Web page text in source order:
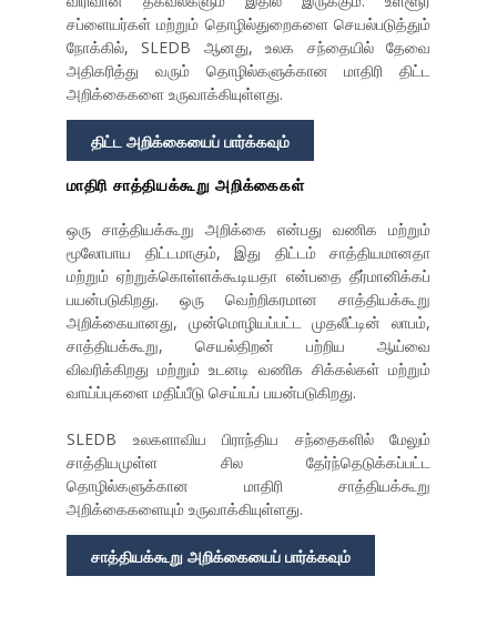
சப்ளையர்கள் மற்றும் தொழில்துறைகளை செயல்படுத்தும்
நோக்கில், SLEDB ஆனது, உலக சந்தையில் தேவை
அதிகரித்து வரும் தொழில்களுக்கான மாதிரி திட்ட
அறிக்கைகளை உருவாக்கியுள்ளது.
திட்ட அறிக்கையைப் பார்க்கவும்
மாதிரி சாத்தியக்கூறு அறிக்கைகள்
ஒரு சாத்தியக்கூறு அறிக்கை என்பது வணிக மற்றும்
மூலோபாய திட்டமாகும், இது திட்டம் சாத்தியமானதா
மற்றும் ஏற்றுக்கொள்ளக்கூடியதா என்பதை தீர்மானிக்கப்
பயன்படுகிறது. ஒரு வெற்றிகரமான சாத்தியக்கூறு
அறிக்கையானது, முன்மொழியப்பட்ட முதலீட்டின் லாபம்,
சாத்தியக்கூறு, செயல்திறன் பற்றிய ஆய்வை
விவரிக்கிறது மற்றும் உடனடி வணிக சிக்கல்கள் மற்றும்
வாய்ப்புகளை மதிப்பீடு செய்யப் பயன்படுகிறது.
SLEDB உலகளாவிய பிராந்திய சந்தைகளில் மேலும்
சாத்தியமுள்ள சில தேர்ந்தெடுக்கப்பட்ட
தொழில்களுக்கான மாதிரி சாத்தியக்கூறு
அறிக்கைகளையும் உருவாக்கியுள்ளது.
சாத்தியக்கூறு அறிக்கையைப் பார்க்கவும்